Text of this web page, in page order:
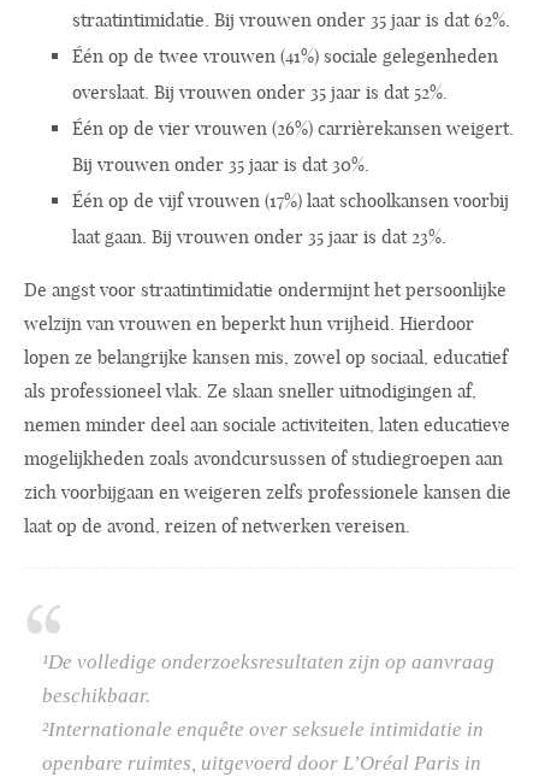
straatintimidatie. Bij vrouwen onder 35 jaar is dat 62%.
Één op de twee vrouwen (41%) sociale gelegenheden
overslaat. Bij vrouwen onder 35 jaar is dat 52%.
Één op de vier vrouwen (26%) carrièrekansen weigert.
Bij vrouwen onder 35 jaar is dat 30%.
Één op de vijf vrouwen (17%) laat schoolkansen voorbij
laat gaan. Bij vrouwen onder 35 jaar is dat 23%.
De angst voor straatintimidatie ondermijnt het persoonlijke
welzijn van vrouwen en beperkt hun vrijheid. Hierdoor
lopen ze belangrijke kansen mis, zowel op sociaal, educatief
als professioneel vlak. Ze slaan sneller uitnodigingen af,
nemen minder deel aan sociale activiteiten, laten educatieve
mogelijkheden zoals avondcursussen of studiegroepen aan
zich voorbijgaan en weigeren zelfs professionele kansen die
laat op de avond, reizen of netwerken vereisen.
¹De volledige onderzoeksresultaten zijn op aanvraag
beschikbaar.
²Internationale enquête over seksuele intimidatie in
openbare ruimtes, uitgevoerd door L’Oréal Paris in